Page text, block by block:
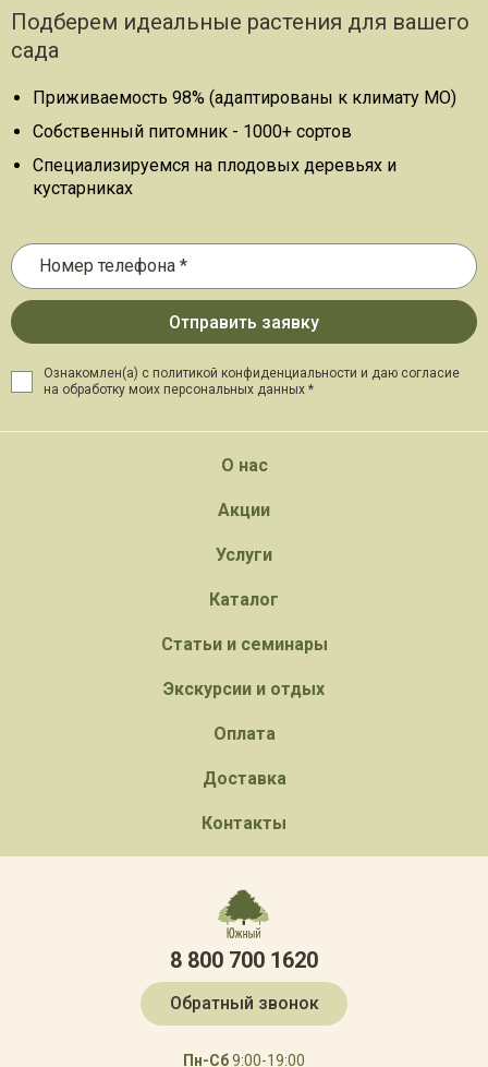
Подберем идеальные растения для вашего
сада
Приживаемость 98% (адаптированы к климату МО)
Собственный питомник - 1000+ сортов
Специализируемся на плодовых деревьях и
кустарниках
Ознакомлен(а) с политикой конфиденциальности и даю согласие
на обработку моих персональных данных *
О нас
Акции
Услуги
Каталог
Статьи и семинары
Экскурсии и отдых
Оплата
Доставка
Контакты
8 800 700 1620
Обратный звонок
Пн-Сб9:00-19:00